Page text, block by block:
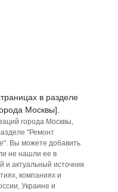
в разделе
Москвы].
города Москвы,
"Ремонт
Вы можете добавить
не нашли ее в
и актуальный источник
компаниях и
Украине и